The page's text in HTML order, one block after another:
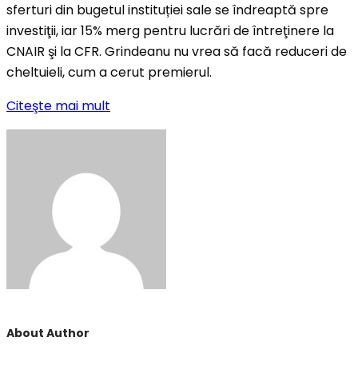
sferturi din bugetul instituției sale se îndreaptă spre
investiţii, iar 15% merg pentru lucrări de întreţinere la
CNAIR şi la CFR. Grindeanu nu vrea să facă reduceri de
cheltuieli, cum a cerut premierul.
Citeşte mai mult
About Author